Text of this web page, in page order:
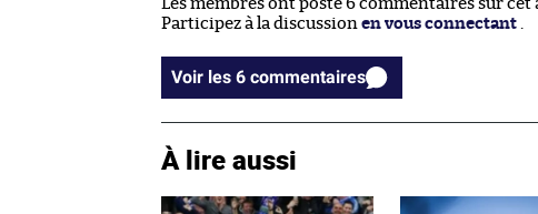
Les membres ont posté 6 commentaires sur cet
Participez à la discussion en vous connectant
Voir les 6 commentaires
À lire aussi